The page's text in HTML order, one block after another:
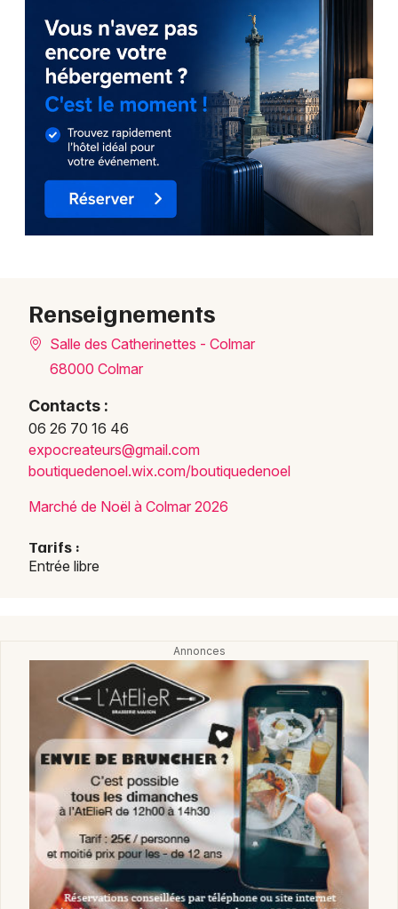
Jeux concours
Newsletter des sorties
Artistes en tournée
Actus à Colmar
Magazine à Colmar
68 - Haut-Rhin
Choisir mes départements
Mon email
Renseignements
Salle des Catherinettes - Colmar
68000 Colmar
Contacts :
06 26 70 16 46
expocreateurs@gmail.com
boutiquedenoel.wix.com/boutiquedenoel
Marché de Noël à Colmar 2026
Tarifs :
Entrée libre